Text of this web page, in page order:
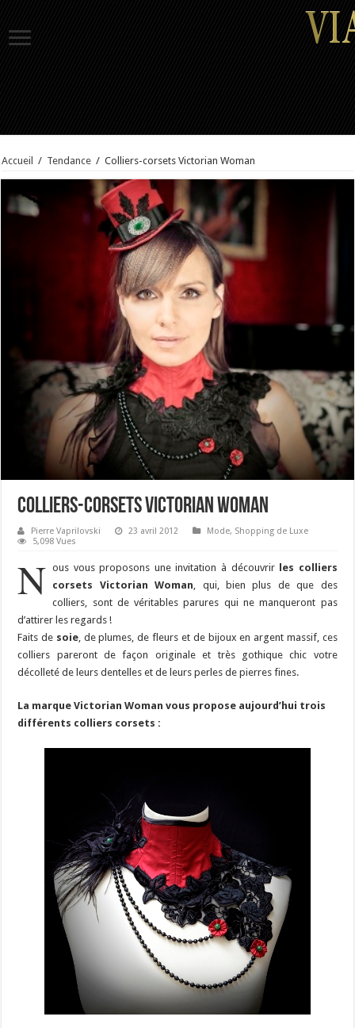
Accueil / Tendance / Colliers-corsets Victorian Woman
Colliers-corsets Victorian Woman
Pierre Vaprilovski 23 avril 2012 Mode, Shopping de Luxe
5,098 Vues
N ous vous proposons une invitation à découvrir
les colliers
corsets Victorian Woman, qui, bien plus de que des
colliers, sont de véritables parures qui ne manqueront pas
d’attirer les regards !
Faits de soie, de plumes, de fleurs et de bijoux en argent massif, ces
colliers pareront de façon originale et très gothique chic votre
décolleté de leurs dentelles et de leurs perles de pierres fines.
La marque Victorian Woman vous propose aujourd’hui trois
différents colliers corsets :